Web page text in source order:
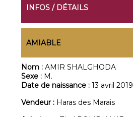
INFOS / DÉTAILS
AMIABLE
Nom :AMIR SHALGHODA
Sexe : M.
Date de naissance :13 avril 2019
Vendeur : Haras des Marais